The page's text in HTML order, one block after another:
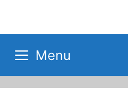
Menu